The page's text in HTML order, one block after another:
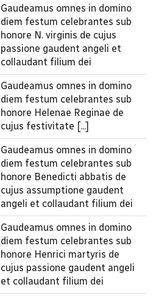
Gaudeamus omnes in domino
diem festum celebrantes sub
honore N. virginis de cujus
passione gaudent angeli et
collaudant filium dei
Gaudeamus omnes in domino
diem festum celebrantes sub
honore Helenae Reginae de
cujus festivitate [...]
Gaudeamus omnes in domino
diem festum celebrantes sub
honore Benedicti abbatis de
cujus assumptione gaudent
angeli et collaudant filium dei
Gaudeamus omnes in domino
diem festum celebrantes sub
honore Henrici martyris de
cujus passione gaudent angeli
et collaudant filium dei